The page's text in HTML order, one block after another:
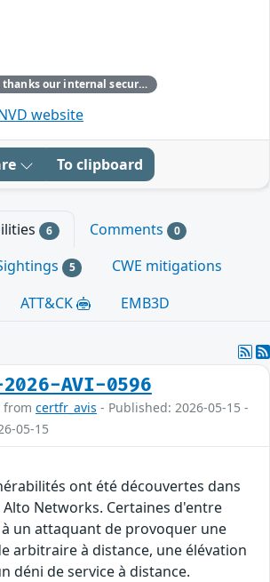
Palo Alto Networks thanks our internal security research teams for discovering and reporting this issue.
website
To clipboard
6 Comments 0
5
CWE mitigations
ATT&CK EMB3D
2026-AVI-0596
from certfr_avis - Published: 2026-05-15 -
05-15
ont été découvertes dans
Networks. Certaines d'entre
un attaquant de provoquer une
arbitraire à distance, une élévation
déni de service à distance.